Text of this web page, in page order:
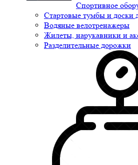
Спортивное
Стартовые тумбы и доски
Водяные велотренажеры
Жилеты, нарукавники и
Разделительные дорожки